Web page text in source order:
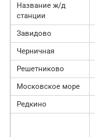
Название ж/д
станции
Завидово
Черничная
Решетниково
Московское море
Редкино